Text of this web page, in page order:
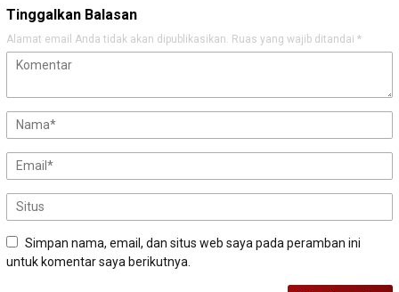
Tinggalkan Balasan
Alamat email Anda tidak akan dipublikasikan. Ruas yang wajib ditandai *
Simpan nama, email, dan situs web saya pada peramban ini
untuk komentar saya berikutnya.